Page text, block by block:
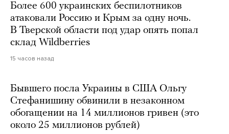
Более 600 украинских беспилотников
атаковали Россию и Крым за одну ночь.
В Тверской области под удар опять попал
склад Wildberries
15 часов назад
Бывшего посла Украины в США Ольгу
Стефанишину обвинили в незаконном
обогащении на 14 миллионов гривен (это
около 25 миллионов рублей)